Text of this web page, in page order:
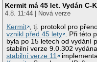
Kermit má 45 let. Vydán C-
4.8. 11:44 | Nová verze
Kermit , tj. protokol pro
vznikl před 45 lety . Při této
byla po 15 letech od vydání
stabilní verze 9.0.302 vydána
stabilní verze 11